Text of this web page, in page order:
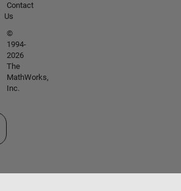
Contact
Us
©
1994-
2026
The
MathWorks,
Inc.
un site web